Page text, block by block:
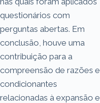
questionários com
perguntas abertas. Em
conclusão, houve uma
contribuição para a
compreensão de razões e
condicionantes
relacionadas à expansão e